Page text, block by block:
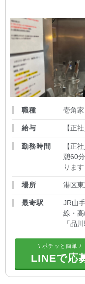
職種 壱角
給与 【正
勤務時間
【正
憩60
ります
場所 港区
最寄駅
JR山
線・
「品
\ ポチッと簡単 /
LINEで応